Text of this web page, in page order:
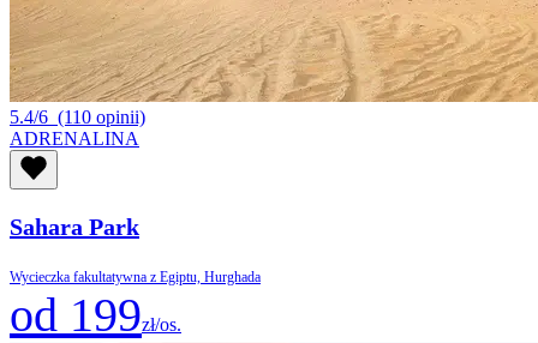
5.4/6 (110 opinii)
ADRENALINA
Sahara Park
Wycieczka fakultatywna z Egiptu, Hurghada
od 199zł/os.